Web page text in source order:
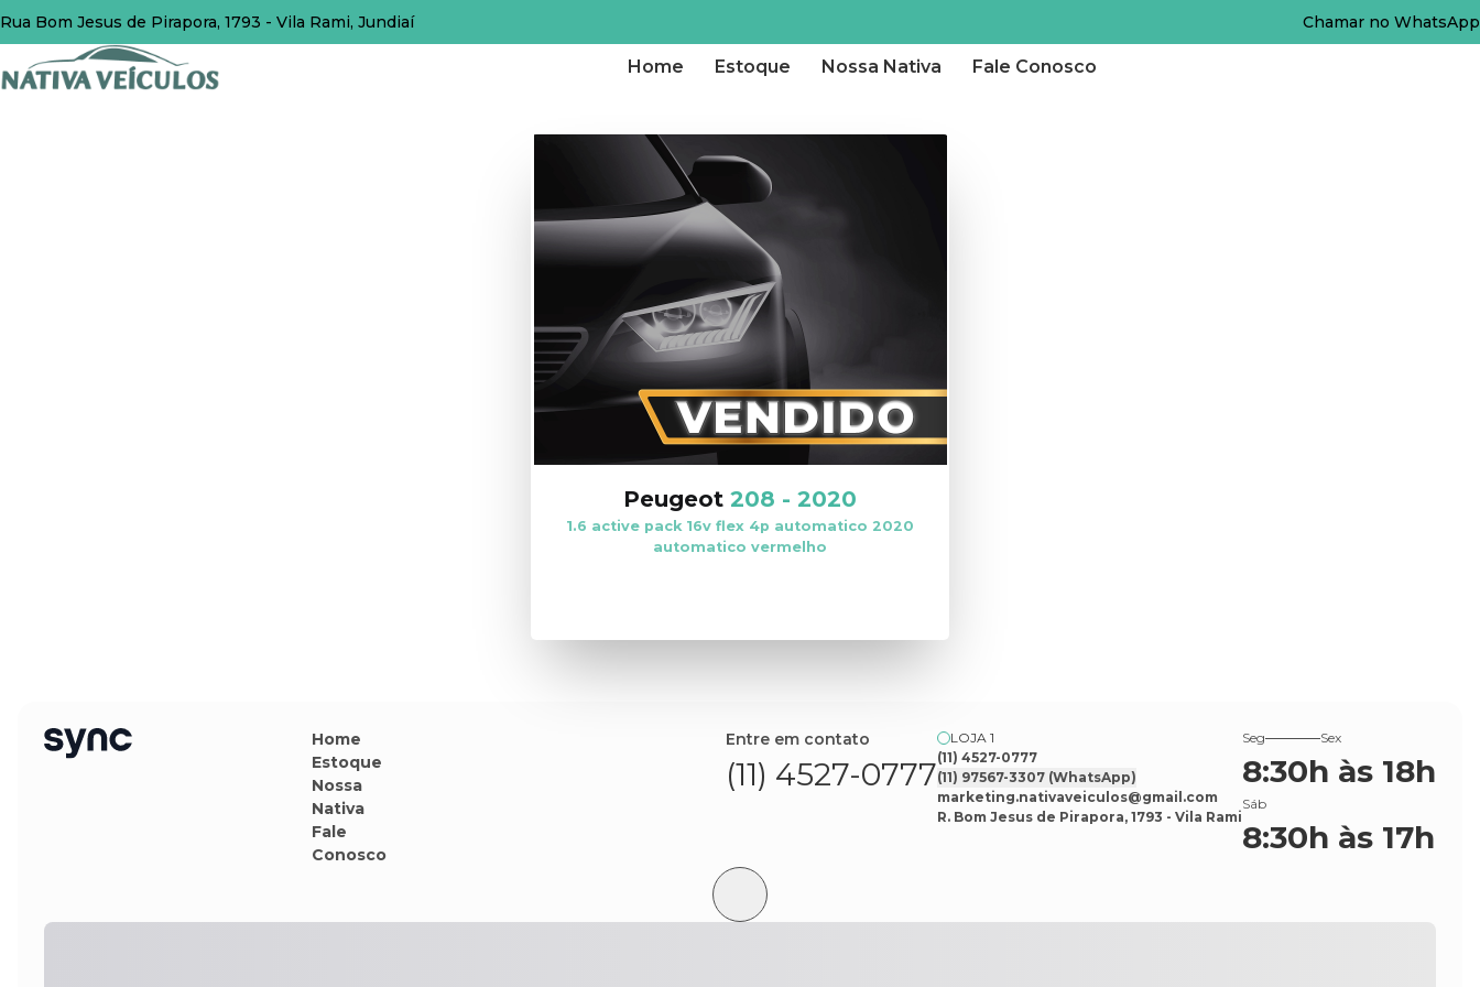
Rua Bom Jesus de Pirapora, 1793 - Vila Rami, Jundiaí Chamar no WhatsApp
Home Estoque Nossa Nativa Fale Conosco
Peugeot 208 - 2020
1.6 active pack 16v flex 4p automatico 2020
automatico vermelho
Home
Estoque
Nossa
Nativa
Fale
Conosco
Entre em contato
(11) 4527-0777
LOJA 1
(11) 4527-0777
(11) 97567-3307 (WhatsApp)
marketing.nativaveiculos@gmail.com
R. Bom Jesus de Pirapora, 1793 - Vila Rami
Seg Sex
8:30h às 18h
Sáb
8:30h às 17h